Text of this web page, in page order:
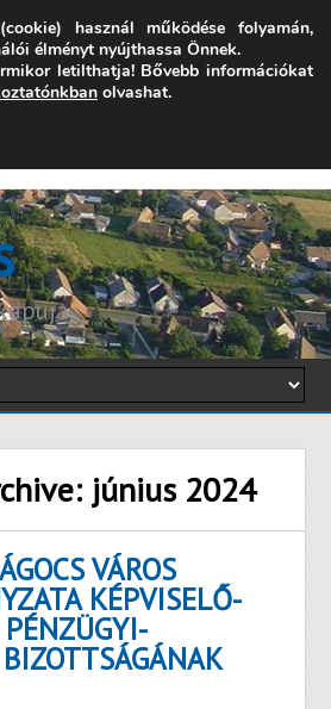
Szabadság utca 39.
+36 (72) 451 110
június 2024
VÁROS
KÉPVISELŐ-
használ működése folyamán,
élményt nyújthassa Önnek.
letilthatja! Bővebb információkat
olvashat.